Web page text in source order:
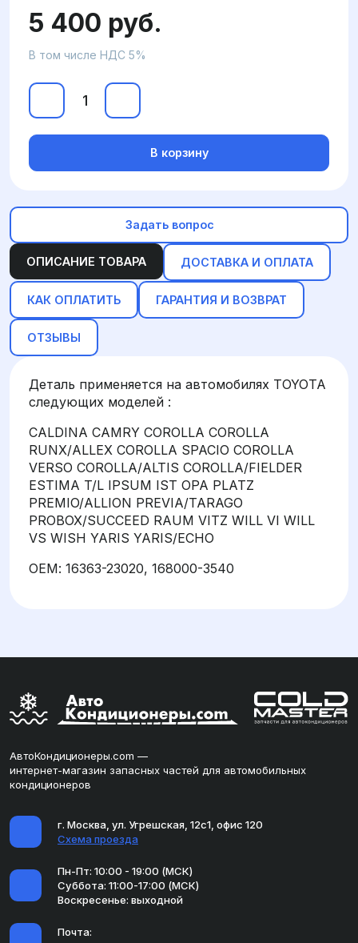
ОПИСАНИЕ ТОВАРА ДОСТАВКА И ОПЛАТА
КАК ОПЛАТИТЬ ГАРАНТИЯ И ВОЗВРАТ
ОТЗЫВЫ
Деталь применяется на автомобилях TOYOTA
следующих моделей :
CALDINA CAMRY COROLLA COROLLA
RUNX/ALLEX COROLLA SPACIO COROLLA
VERSO COROLLA/ALTIS COROLLA/FIELDER
ESTIMA T/L IPSUM IST OPA PLATZ
PREMIO/ALLION PREVIA/TARAGO
PROBOX/SUCCEED RAUM VITZ WILL VI WILL
VS WISH YARIS YARIS/ECHO
ОЕМ: 16363-23020, 168000-3540
5 400 руб.
В том числе НДС 5%
В корзину
Задать вопрос
АвтоКондиционеры.com —
интернет-магазин запасных частей для автомобильных
кондиционеров
г. Москва, ул. Угрешская, 12с1, офис 120
Схема проезда
Пн-Пт: 10:00 - 19:00 (МСК)
Суббота: 11:00-17:00 (МСК)
Воскресенье: выходной
Почта: